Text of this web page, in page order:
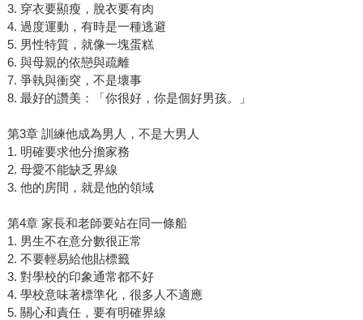
3. 穿衣要顯瘦，脫衣要有肉
4. 過度運動，有時是一種逃避
5. 男性特質，就像一塊蛋糕
6. 與母親的依戀與疏離
7. 爭執與衝突，不是壞事
8. 最好的讚美：「你很好，你是個好男孩。」
第3章 訓練他成為男人，不是大男人
1. 明確要求他分擔家務
2. 母愛不能缺乏界線
3. 他的房間，就是他的領域
第4章 家長和老師要站在同一條船
1. 男生不在意分數很正常
2. 不要輕易給他貼標籤
3. 對學校的印象通常都不好
4. 學校意味著標準化，很多人不適應
5. 關心和責任，要有明確界線